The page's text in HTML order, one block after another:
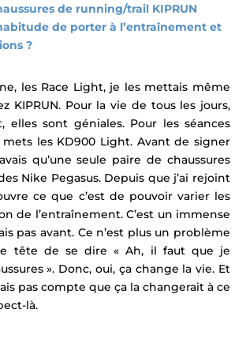
de running/trail KIPRUN
de porter à l’entraînement et
?
les Race Light, je les mettais même
KIPRUN. Pour la vie de tous les jours,
elles sont géniales. Pour les séances
mets les KD900 Light. Avant de signer
qu’une seule paire de chaussures
Nike Pegasus. Depuis que j’ai rejoint
ce que c’est de pouvoir varier les
de l’entraînement. C’est un immense
pas avant. Ce n’est plus un problème
tête de se dire « Ah, il faut que je
». Donc, oui, ça change la vie. Et
pas compte que ça la changerait à ce
là.